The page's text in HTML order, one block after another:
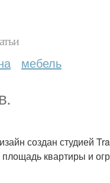
мебель
создан студией
квартиры и